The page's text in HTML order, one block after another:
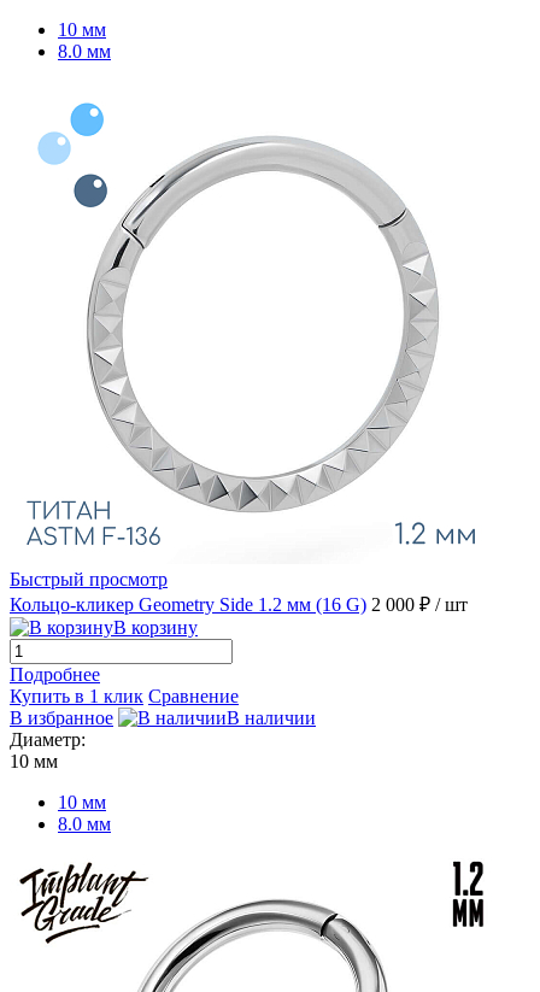
10 мм
8.0 мм
Быстрый просмотр
Кольцо-кликер Geometry Side 1.2 мм (16 G) 2 000 ₽ / шт
В корзину
Подробнее
Купить в 1 клик Сравнение
В избранное
В наличии
Диаметр:
10 мм
10 мм
8.0 мм